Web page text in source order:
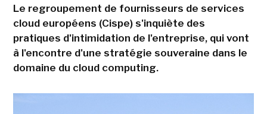
Le regroupement de fournisseurs de services
cloud européens (Cispe) s'inquiète des
pratiques d'intimidation de l'entreprise, qui vont
à l'encontre d'une stratégie souveraine dans le
domaine du cloud computing.